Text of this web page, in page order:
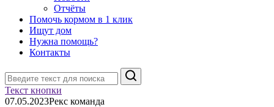
Отчёты
Помочь кормом в 1 клик
Ищут дом
Нужна помощь?
Контакты
Поиск
Текст кнопки
07.05.2023Рекс команда